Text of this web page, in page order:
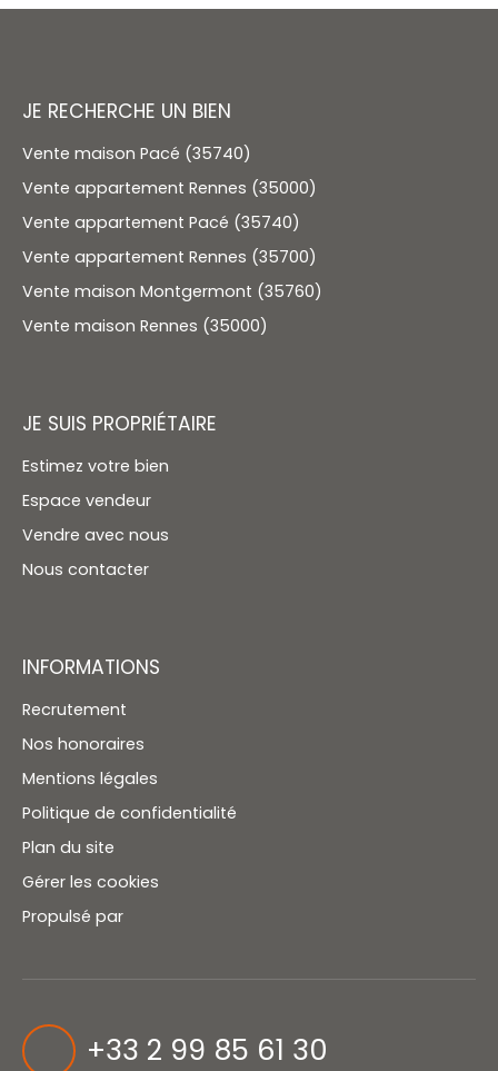
JE RECHERCHE UN BIEN
Vente maison Pacé (35740)
Vente appartement Rennes (35000)
Vente appartement Pacé (35740)
Vente appartement Rennes (35700)
Vente maison Montgermont (35760)
Vente maison Rennes (35000)
JE SUIS PROPRIÉTAIRE
Estimez votre bien
Espace vendeur
Vendre avec nous
Nous contacter
INFORMATIONS
Recrutement
Nos honoraires
Mentions légales
Politique de confidentialité
Plan du site
Gérer les cookies
Propulsé par
+33 2 99 85 61 30